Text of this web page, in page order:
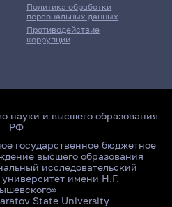
Политика обработки
персональных данных
Противодействие
коррупции
науки и высшего образования
РФ
государственное бюджетное
высшего образования
исследовательский
имени Н.Г.
State University